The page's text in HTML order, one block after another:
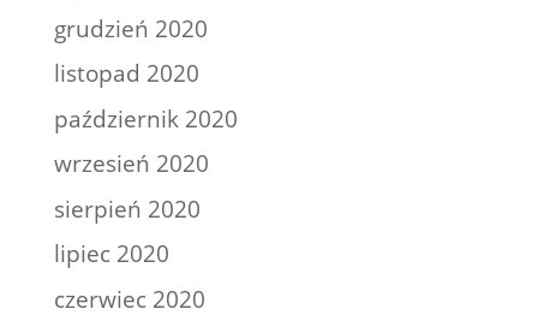
grudzień 2020
listopad 2020
październik 2020
wrzesień 2020
sierpień 2020
lipiec 2020
czerwiec 2020